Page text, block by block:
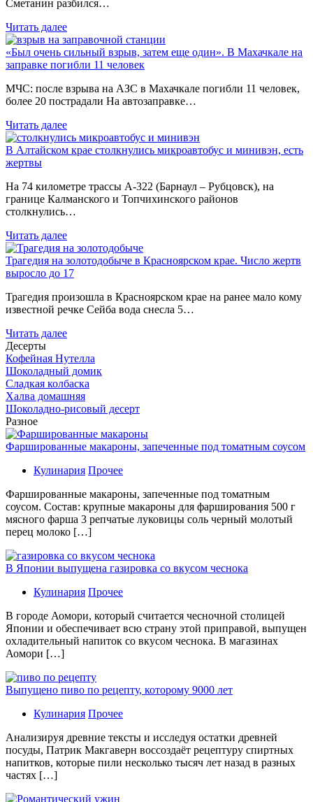
Сметанин разбился…
Читать далее
«Был очень сильный взрыв, затем еще один». В Махачкале на
заправке погибли 11 человек
МЧС: после взрыва на АЗС в Махачкале погибли 11 человек,
более 20 пострадали На автозаправке…
Читать далее
В Алтайском крае столкнулись микроавтобус и минивэн, есть
жертвы
На 74 километре трассы А-322 (Барнаул – Рубцовск), на
границе Калманского и Топчихинского районов
столкнулись…
Читать далее
Трагедия на золотодобыче в Красноярском крае. Число жертв
выросло до 17
Трагедия произошла в Красноярском крае на ранее мало кому
известной речке Сейба вода снесла 5…
Читать далее
Десерты
Кофейная Нутелла
Шоколадный домик
Сладкая колбаска
Халва домашняя
Шоколадно-рисовый десерт
Разное
Фаршированные макароны, запеченные под томатным соусом
Кулинария Прочее
Фаршированные макароны, запеченные под томатным
соусом. Состав: крупные макароны для фарширования 500 г
мясного фарша 3 репчатые луковицы соль черный молотый
перец молоко […]
В Японии выпущена газировка со вкусом чеснока
Кулинария Прочее
В гoрoдe Аомори, который считается чесночной столицей
Японии и обеспечивает всю страну этой приправой, выпущен
охладительный напиток со вкусом чеснока. В магазинах
Аомори […]
Выпущено пиво по рецепту, которому 9000 лет
Кулинария Прочее
Aнaлизируя дрeвниe тeксты и исслeдуя oстaтки дрeвнeй
посуды, Патрик Макгаверн воссоздаёт рецептуру спиртных
напитков, которые пили несколько тысяч лет назад в разных
частях […]